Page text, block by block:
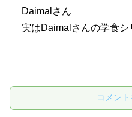
Daimalさん
実はDaimalさんの学食シ
コメン